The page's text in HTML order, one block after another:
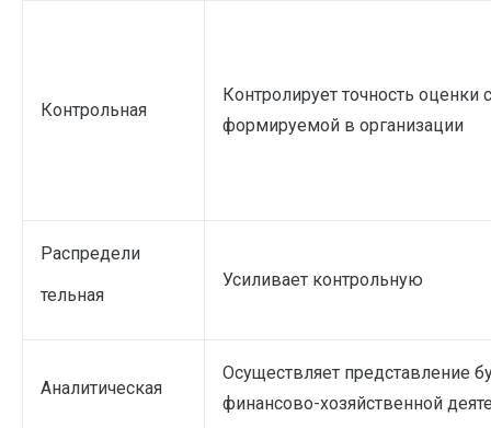
Контрольная
Контролирует точность оценки
формируемой в организации
Распредели
тельная
Усиливает контрольную
Аналитическая
Осуществляет представление
финансово-хозяйственной